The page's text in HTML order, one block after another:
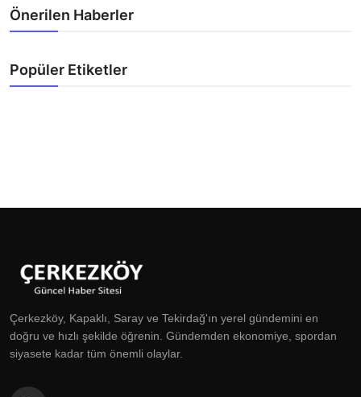
Önerilen Haberler
Popüler Etiketler
Çerkezköy, Kapaklı, Saray ve Tekirdağ'ın yerel gündemini en
doğru ve hızlı şekilde öğrenin. Gündemden ekonomiye, spordan
siyasete kadar tüm önemli olaylar.